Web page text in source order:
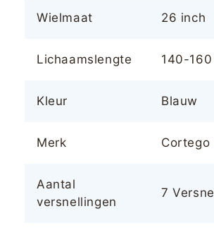
Wielmaat 26 inch
Lichaamslengte 140-160
Kleur Blauw
Merk Cortego
Aantal
versnellingen
7